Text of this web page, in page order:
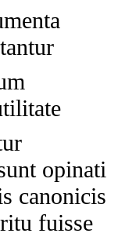
opinati
canonicis
fuisse